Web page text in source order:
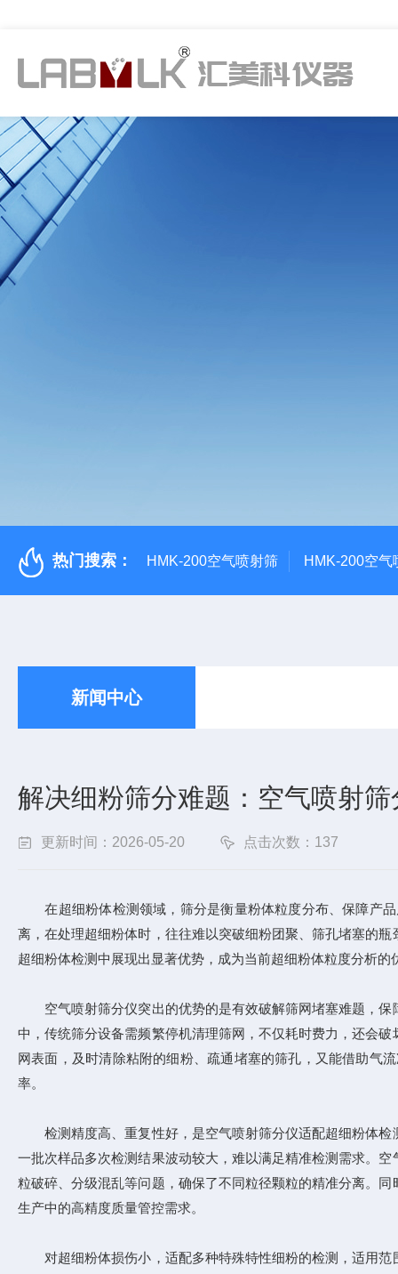
热门搜索： HMK-200空气喷射筛 HMK-200空气
新闻中心
解决细粉筛分难题：空气喷射
更新时间：2026-05-20 点击次数：137
在超细粉体检测领域，筛分是衡量粉体粒度分布、保障产品
离，在处理超细粉体时，往往难以突破细粉团聚、筛孔堵塞的
超细粉体检测中展现出显著优势，成为当前超细粉体粒度分析的
空气喷射筛分仪突出的优势的是有效破解筛网堵塞难题，保
中，传统筛分设备需频繁停机清理筛网，不仅耗时费力，还会
网表面，及时清除粘附的细粉、疏通堵塞的筛孔，又能借助气
率。
检测精度高、重复性好，是空气喷射筛分仪适配超细粉体检
一批次样品多次检测结果波动较大，难以满足精准检测需求。
粒破碎、分级混乱等问题，确保了不同粒径颗粒的精准分离。
生产中的高精度质量管控需求。
对超细粉体损伤小，适配多种特殊特性细粉的检测，适用范